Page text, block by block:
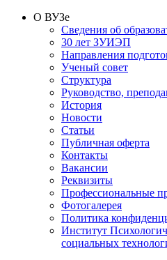
О ВУЗе
Сведения об
30 лет ЗУИЭП
Направления
Ученый совет
Структура
Руководство,
История
Новости
Статьи
Публичная оферта
Контакты
Вакансии
Реквизиты
Профессиональные
Фотогалерея
Политика
Институт
социальных